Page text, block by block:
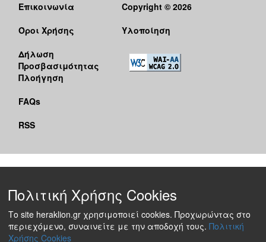
Επικοινωνία
Όροι Χρήσης
Δήλωση
Προσβασιμότητας
Πλοήγηση
FAQs
RSS
Copyright © 2026
Υλοποίηση
Πολιτική Χρήσης Cookies
Το site heraklion.gr χρησιμοποιεί cookies. Προχωρώντας στο
περιεχόμενο, συναινείτε με την αποδοχή τους. Πολιτική
Χρήσης Cookies